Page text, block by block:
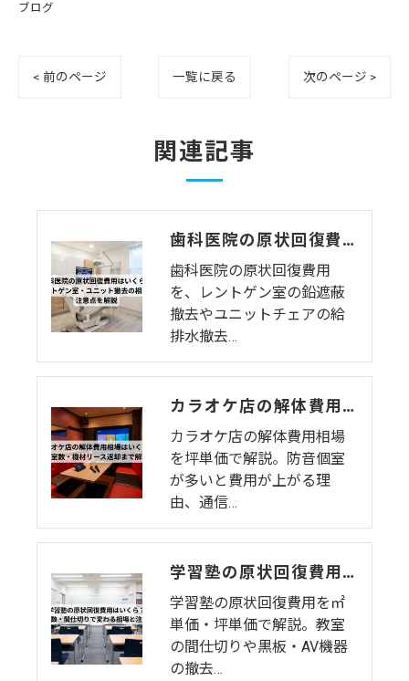
ブログ
< 前のページ 一覧に戻る 次のページ >
関連記事
歯科医院の原状回復費用はいくら？レントゲン室・ユニット撤去の相場と注意点を解説
歯科医院の原状回復費用
を、レントゲン室の鉛遮蔽
撤去やユニットチェアの給
排水撤去…
カラオケ店の解体費用相場はいくら？個室数・機材リース返却まで解説
カラオケ店の解体費用相場
を坪単価で解説。防音個室
が多いと費用が上がる理
由、通信…
学習塾の原状回復費用はいくら？教室数・間仕切りで変わる相場と注意点
学習塾の原状回復費用を㎡
単価・坪単価で解説。教室
の間仕切りや黒板・AV機器
の撤去…